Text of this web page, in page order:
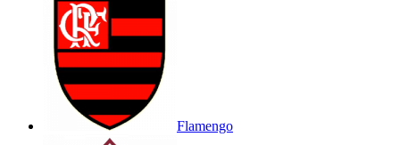
Flamengo